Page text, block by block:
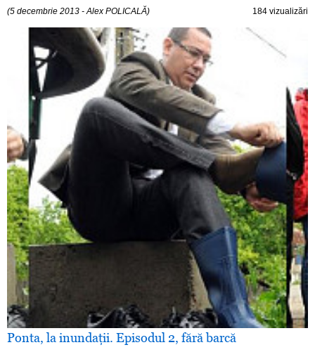
(5 decembrie 2013 - Alex POLICALĂ) 184 vizualizări
Ponta, la inundaţii. Episodul 2, fără barcă